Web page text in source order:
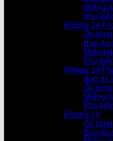
Miếng
Phụ
iPhone 14
Ốp
Bao da
Miếng
Phụ
iPhone 14
Bao da
Ốp
Miếng
Phụ
iPhone 14
Ốp
Bao da